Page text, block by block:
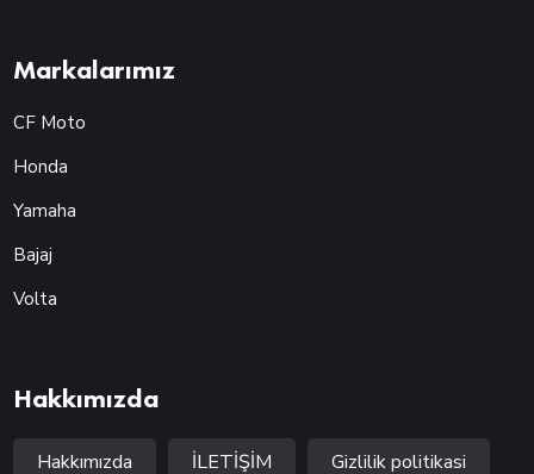
Markalarımız
CF Moto
Honda
Yamaha
Bajaj
Volta
Hakkımızda
Hakkımızda İLETİŞİM Gizlilik politikasi